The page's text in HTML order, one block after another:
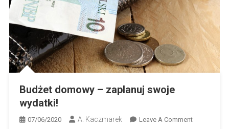
Budżet domowy – zaplanuj swoje
wydatki!
07/06/2020 A. Kaczmarek Leave A CommentOn